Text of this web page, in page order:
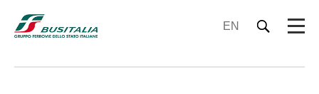
EN